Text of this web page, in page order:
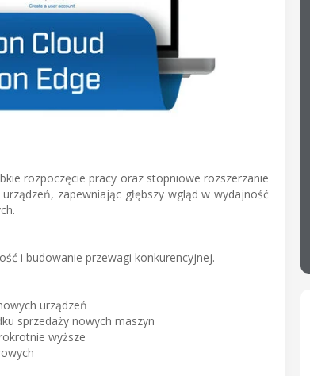
rozpoczęcie pracy oraz stopniowe rozszerzanie
zapewniając głębszy wgląd w wydajność
i budowanie przewagi konkurencyjnej.
urządzeń
sprzedaży nowych maszyn
wyższe